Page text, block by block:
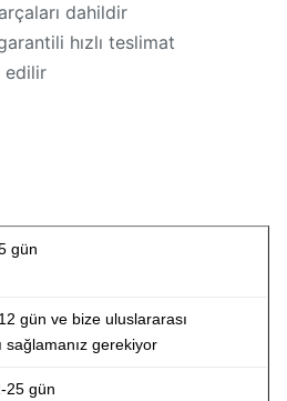
dahildir
hızlı teslimat
edilir
gün
gün ve bize uluslararası
sağlamanız gerekiyor
25 gün